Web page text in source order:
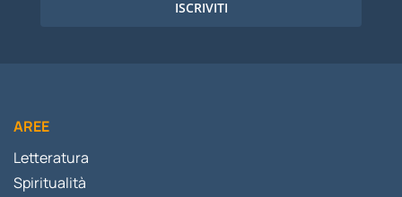
ISCRIVITI
AREE
Letteratura
Spiritualità